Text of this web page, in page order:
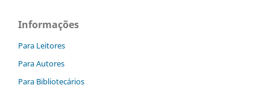
Informações
Para Leitores
Para Autores
Para Bibliotecários